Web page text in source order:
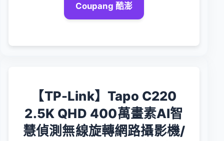
Coupang 酷澎
【TP-Link】Tapo C220
2.5K QHD 400萬畫素AI智
慧偵測無線旋轉網路攝影機/